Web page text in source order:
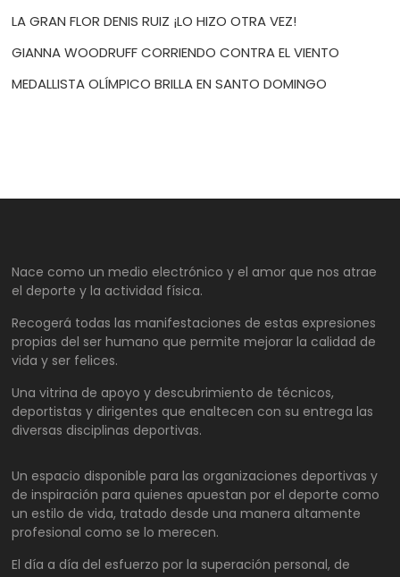
LA GRAN FLOR DENIS RUIZ ¡LO HIZO OTRA VEZ!
GIANNA WOODRUFF CORRIENDO CONTRA EL VIENTO
MEDALLISTA OLÍMPICO BRILLA EN SANTO DOMINGO
Nace como un medio electrónico y el amor que nos atrae
el deporte y la actividad física.
Recogerá todas las manifestaciones de estas expresiones
propias del ser humano que permite mejorar la calidad de
vida y ser felices.
Una vitrina de apoyo y descubrimiento de técnicos,
deportistas y dirigentes que enaltecen con su entrega las
diversas disciplinas deportivas.
Un espacio disponible para las organizaciones deportivas y
de inspiración para quienes apuestan por el deporte como
un estilo de vida, tratado desde una manera altamente
profesional como se lo merecen.
El día a día del esfuerzo por la superación personal, de